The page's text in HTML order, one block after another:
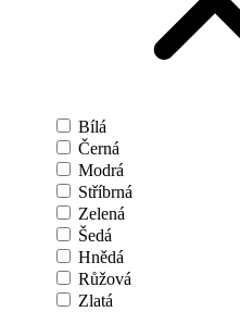
Bílá
Černá
Modrá
Stříbrná
Zelená
Šedá
Hnědá
Růžová
Zlatá